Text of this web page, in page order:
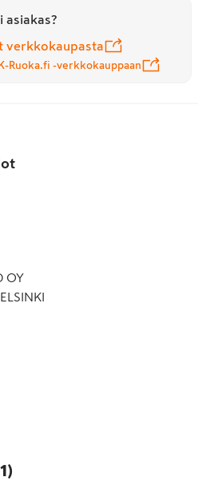
asiakas?
verkkokaupasta
Ruoka.fi -verkkokauppaan
OY
1)